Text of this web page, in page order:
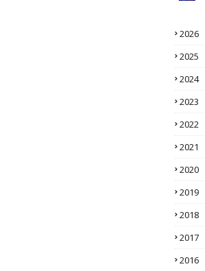
2026
2025
2024
2023
2022
2021
2020
2019
2018
2017
2016